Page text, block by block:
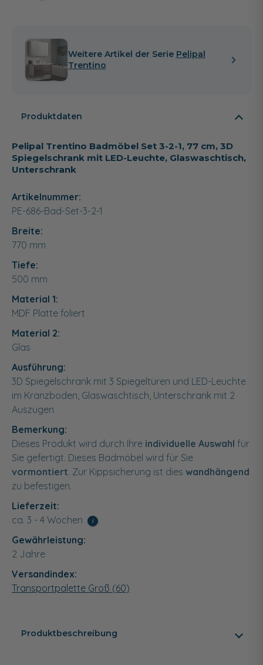
Weitere Artikel der Serie Pelipal
Trentino
Produktdaten
Pelipal Trentino Badmöbel Set 3-2-1, 77 cm, 3D
Spiegelschrank mit LED-Leuchte, Glaswaschtisch,
Unterschrank
Artikelnummer:
PE-686-Bad-Set-3-2-1
Breite:
770 mm
Tiefe:
500 mm
Material 1:
MDF Platte foliert
Material 2:
Glas
Ausführung:
3D Spiegelschrank mit 3 Spiegeltüren und LED-Leuchte
im Kranzboden, Glaswaschtisch, Unterschrank mit 2
Auszügen
Bemerkung:
Dieses Produkt wird durch Ihre individuelle Auswahl für
Sie gefertigt. Dieses Badmöbel wird für Sie
vormontiert. Zur Kippsicherung ist dies wandhängend
zu befestigen.
Lieferzeit:
ca. 3 - 4 Wochen
i
Gewährleistung:
2 Jahre
Versandindex:
Transportpalette Groß (60)
Produktbeschreibung